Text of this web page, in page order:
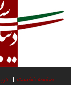
صفحه نخست